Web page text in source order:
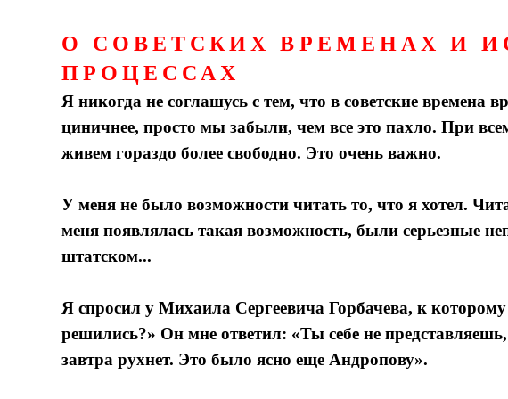
О СОВЕТСКИХ ВРЕМЕНАХ И
ПРОЦЕССАХ
Я никогда не соглашусь с тем, что в советские
циничнее, просто мы забыли, чем все это пахло. При
живем гораздо более свободно. Это очень важно.
У меня не было возможности читать то, что я хотел.
меня появлялась такая возможность, были серьезные
штатском...
Я спросил у Михаила Сергеевича Горбачева, к
решились?» Он мне ответил: «Ты себе не
завтра рухнет. Это было ясно еще Андропову».